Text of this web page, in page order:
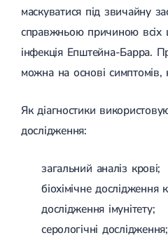
маскуватися під звичайну
справжньою причиною всіх
інфекція Епштейна-Барра.
можна на основі
Як діагностики
дослідження:
загальний аналіз крові;
біохімічне дослідження
дослідження імунітету;
серологічні дослідження;